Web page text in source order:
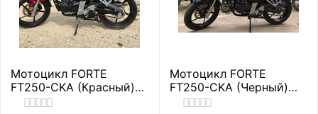
Мотоцикл FORTE
FT250-CKA (Красный)
Классик
Мотоцикл FORTE
FT250-CKA (Черный)
Классик